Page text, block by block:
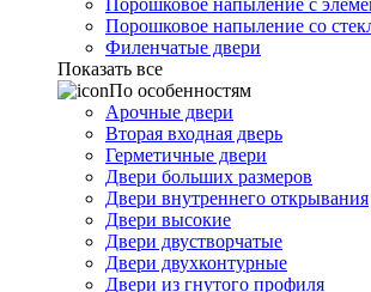
Порошковое напыление с
Порошковое напыление со
Филенчатые двери
Показать все
По особенностям
Арочные двери
Вторая входная дверь
Герметичные двери
Двери больших размеров
Двери внутреннего открывания
Двери высокие
Двери двустворчатые
Двери двухконтурные
Двери из гнутого профиля